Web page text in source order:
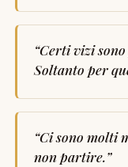
“Certi vizi
Soltanto per
“Ci sono molti
non partire.”